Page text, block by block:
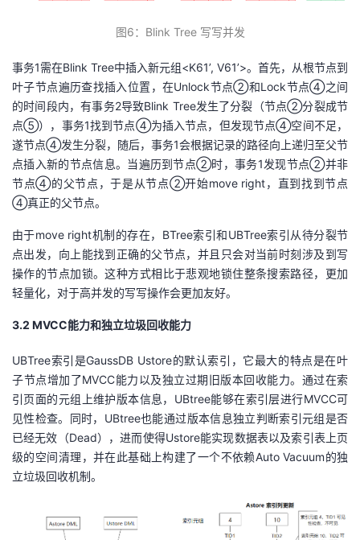
图6：Blink Tree 写写并发
事务1需在Blink Tree中插入新元组<K61’, V61’>。首先，从根节点到
叶子节点遍历查找插入位置，在Unlock节点②和Lock节点④之间
的时间段内，有事务2导致Blink Tree发生了分裂（节点②分裂成节
点⑤），事务1找到节点④为插入节点，但发现节点④空间不足，
遂节点④发生分裂，随后，事务1会根据记录的路径向上递归至父节
点插入新的节点信息。当遍历到节点②时，事务1发现节点②并非
节点④的父节点，于是从节点②开始move right，直到找到节点
④真正的父节点。
由于move right机制的存在，BTree索引和UBTree索引从待分裂节
点出发，向上能找到正确的父节点，并且只会对当前时刻涉及到写
操作的节点加锁。这种方式相比于悲观地锁住整条搜索路径，更加
轻量化，对于高并发的写写操作会更加友好。
3.2 MVCC能力和独立垃圾回收能力
UBTree索引是GaussDB Ustore的默认索引，它最大的特点是在叶
子节点增加了MVCC能力以及独立过期旧版本回收能力。通过在索
引页面的元组上维护版本信息，UBtree能够在索引层进行MVCC可
见性检查。同时，UBtree也能通过版本信息独立判断索引元组是否
已经无效（Dead），进而使得Ustore能实现数据表以及索引表上页
级的空间清理，并在此基础上构建了一个不依赖Auto Vacuum的独
立垃圾回收机制。